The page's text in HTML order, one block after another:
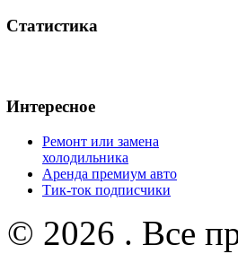
Статистика
Интересное
Ремонт или замена
холодильника
Аренда премиум авто
Тик-ток подписчики
© 2026 . Все